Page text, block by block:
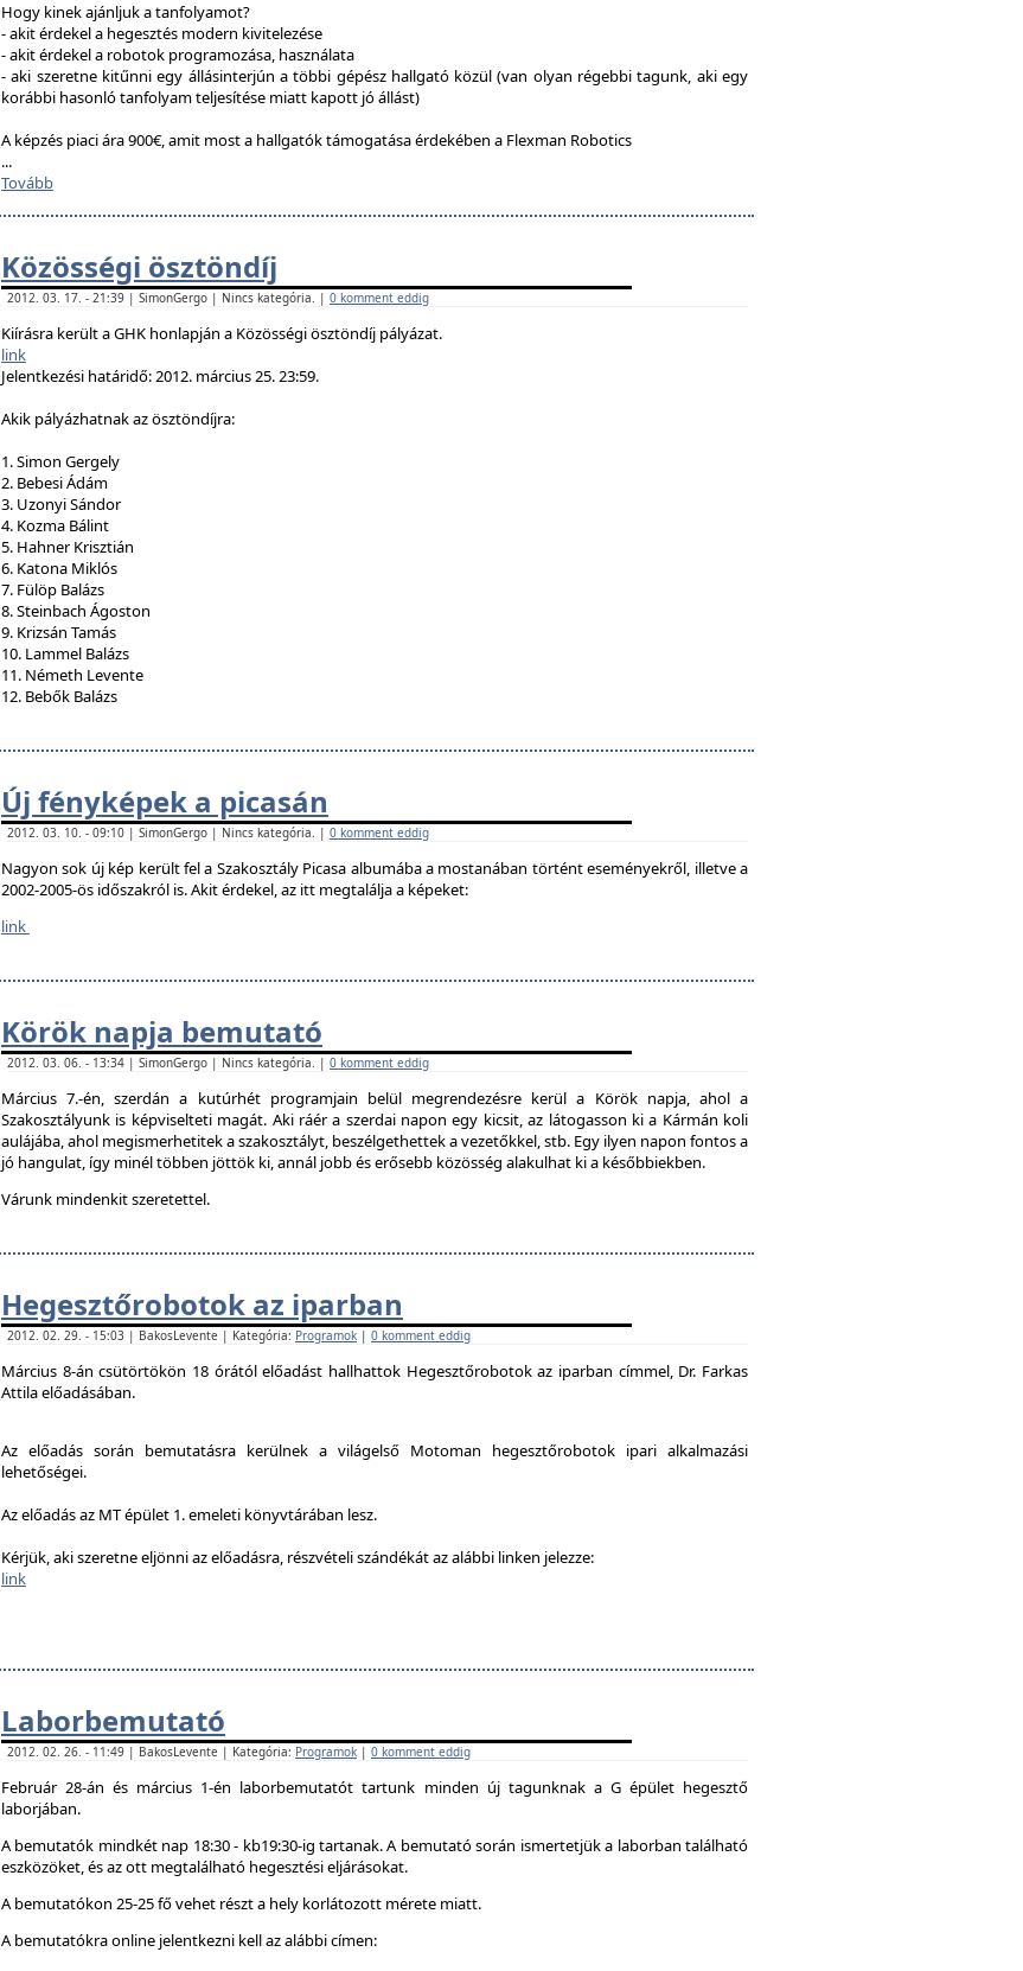
Hogy kinek ajánljuk a tanfolyamot?
- akit érdekel a hegesztés modern kivitelezése
- akit érdekel a robotok programozása, használata
- aki szeretne kitűnni egy állásinterjún a többi gépész hallgató közül (van olyan régebbi tagunk, aki egy
korábbi hasonló tanfolyam teljesítése miatt kapott jó állást)
A képzés piaci ára 900€, amit most a hallgatók támogatása érdekében a Flexman Robotics
...
Tovább
Közösségi ösztöndíj
2012. 03. 17. - 21:39 | SimonGergo | Nincs kategória. | 0 komment eddig
Kiírásra került a GHK honlapján a Közösségi ösztöndíj pályázat.
link
Jelentkezési határidő: 2012. március 25. 23:59.
Akik pályázhatnak az ösztöndíjra:
1. Simon Gergely
2. Bebesi Ádám
3. Uzonyi Sándor
4. Kozma Bálint
5. Hahner Krisztián
6. Katona Miklós
7. Fülöp Balázs
8. Steinbach Ágoston
9. Krizsán Tamás
10. Lammel Balázs
11. Németh Levente
12. Bebők Balázs
Új fényképek a picasán
2012. 03. 10. - 09:10 | SimonGergo | Nincs kategória. | 0 komment eddig
Nagyon sok új kép került fel a Szakosztály Picasa albumába a mostanában történt eseményekről, illetve a
2002-2005-ös időszakról is. Akit érdekel, az itt megtalálja a képeket:
link
Körök napja bemutató
2012. 03. 06. - 13:34 | SimonGergo | Nincs kategória. | 0 komment eddig
Március 7.-én, szerdán a kutúrhét programjain belül megrendezésre kerül a Körök napja, ahol a
Szakosztályunk is képviselteti magát. Aki ráér a szerdai napon egy kicsit, az látogasson ki a Kármán koli
aulájába, ahol megismerhetitek a szakosztályt, beszélgethettek a vezetőkkel, stb. Egy ilyen napon fontos a
jó hangulat, így minél többen jöttök ki, annál jobb és erősebb közösség alakulhat ki a későbbiekben.
Várunk mindenkit szeretettel.
Hegesztőrobotok az iparban
2012. 02. 29. - 15:03 | BakosLevente | Kategória: Programok | 0 komment eddig
Március 8-án csütörtökön 18 órától előadást hallhattok Hegesztőrobotok az iparban címmel, Dr. Farkas
Attila előadásában.
Az előadás során bemutatásra kerülnek a világelső Motoman hegesztőrobotok ipari alkalmazási
lehetőségei.
Az előadás az MT épület 1. emeleti könyvtárában lesz.
Kérjük, aki szeretne eljönni az előadásra, részvételi szándékát az alábbi linken jelezze:
link
Laborbemutató
2012. 02. 26. - 11:49 | BakosLevente | Kategória: Programok | 0 komment eddig
Február 28-án és március 1-én laborbemutatót tartunk minden új tagunknak a G épület hegesztő
laborjában.
A bemutatók mindkét nap 18:30 - kb19:30-ig tartanak. A bemutató során ismertetjük a laborban található
eszközöket, és az ott megtalálható hegesztési eljárásokat.
A bemutatókon 25-25 fő vehet részt a hely korlátozott mérete miatt.
A bemutatókra online jelentkezni kell az alábbi címen: